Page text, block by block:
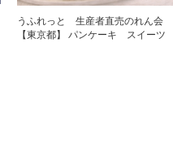
うふれっと 生産者直売のれん会
【東京都】 パンケーキ スイーツ